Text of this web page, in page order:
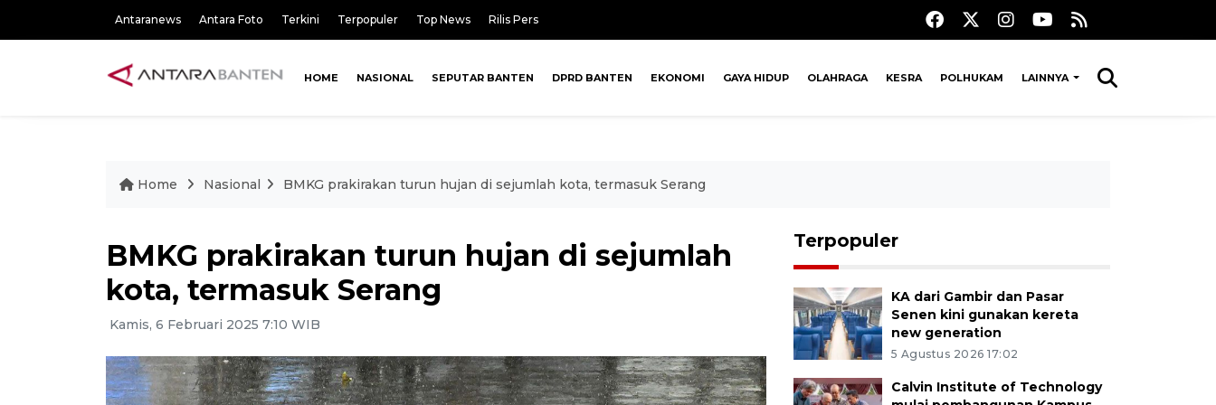
Antaranews Antara Foto Terkini Terpopuler Top News Rilis Pers
HOME NASIONAL SEPUTAR BANTEN DPRD BANTEN EKONOMI GAYA HIDUP OLAHRAGA KESRA POLHUKAM LAINNYA
Home Nasional BMKG prakirakan turun hujan di sejumlah kota, termasuk Serang
BMKG prakirakan turun hujan di sejumlah
kota, termasuk Serang
Kamis, 6 Februari 2025 7:10 WIB
Terpopuler
KA dari Gambir dan Pasar
Senen kini gunakan kereta
new generation
5 Agustus 2026 17:02
Calvin Institute of Technology